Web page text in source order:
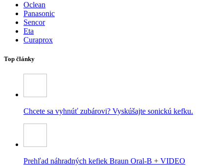
Oclean
Panasonic
Sencor
Eta
Curaprox
Top články
Chcete sa vyhnúť zubárovi? Vyskúšajte sonickú kefku.
Prehľad náhradných kefiek Braun Oral-B + VIDEO